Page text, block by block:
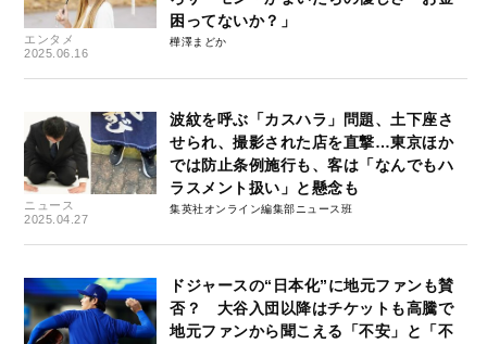
エンタメ
2025.06.16
困ってないか？」
樺澤まどか
ニュース
2025.04.27
波紋を呼ぶ「カスハラ」問題、土下座さ
せられ、撮影された店を直撃…東京ほか
では防止条例施行も、客は「なんでもハ
ラスメント扱い」と懸念も
集英社オンライン編集部ニュース班
ドジャースの“日本化”に地元ファンも賛
否？ 大谷入団以降はチケットも高騰で
地元ファンから聞こえる「不安」と「不